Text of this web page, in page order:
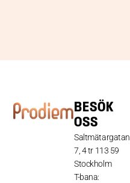
BESÖK
OSS
Saltmätargatan
7, 4 tr 113 59
Stockholm
T-bana: